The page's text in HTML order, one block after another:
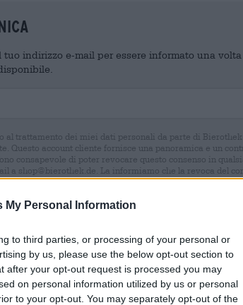
My Personal Information
to third parties, or processing of your personal or
by us, please use the below opt-out section to
after your opt-out request is processed you may
on personal information utilized by us or personal
to your opt-out. You may separately opt-out of the
indirizzo e-mail per essere informato una
al trattamento dei miei dati personali da parte di
Questo account cliente fornisce una panoramica e un
consapevole di poter revocare questo consenso in
a shop@bierothek.de. La informiamo che la revoca del
sulla base del suo consenso fino al momento della
di IVA. PiùNavigazionepiùDepositare€ 0,25
di accisa